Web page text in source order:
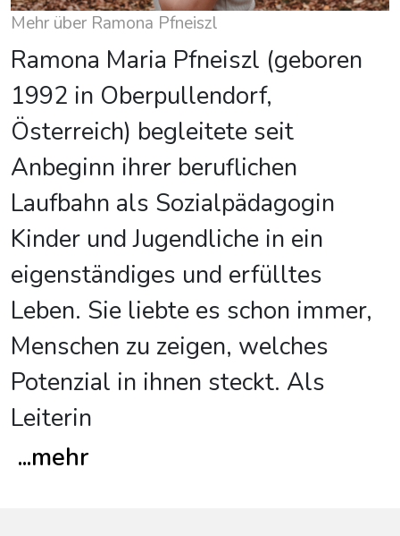
Mehr über Ramona Pfneiszl
Ramona Maria Pfneiszl (geboren
1992 in Oberpullendorf,
Österreich) begleitete seit
Anbeginn ihrer beruflichen
Laufbahn als Sozialpädagogin
Kinder und Jugendliche in ein
eigenständiges und erfülltes
Leben. Sie liebte es schon immer,
Menschen zu zeigen, welches
Potenzial in ihnen steckt. Als
Leiterin
...mehr